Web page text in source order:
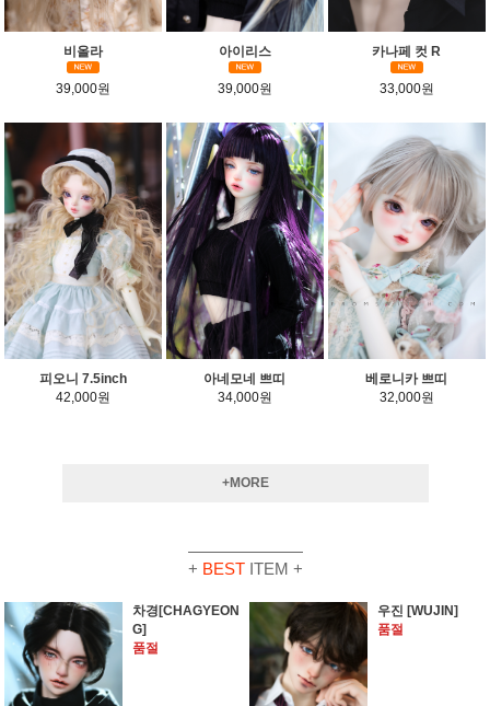
비올라
39,000원
아이리스
39,000원
카나페 컷 R
33,000원
피오니 7.5inch
42,000원
아네모네 쁘띠
34,000원
베로니카 쁘띠
32,000원
+MORE
+ BESTITEM +
차경[CHAGYEON
G]
품절
우진 [WUJIN]
품절